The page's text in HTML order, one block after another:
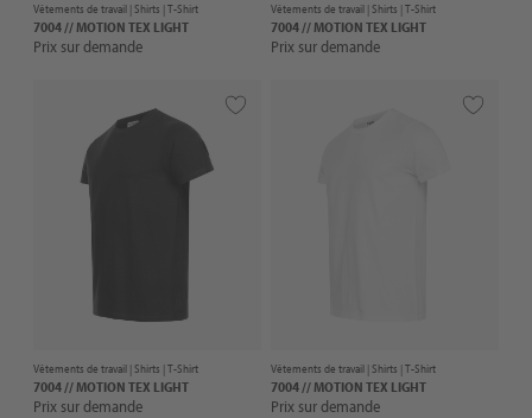
Vêtements de travail |Shirts | T-Shirt
7004 // MOTION TEX LIGHT
Prix sur demande
Vêtements de travail |Shirts | T-Shirt
7004 // MOTION TEX LIGHT
Prix sur demande
Vêtements de travail |Shirts | T-Shirt
7004 // MOTION TEX LIGHT
Prix sur demande
Vêtements de travail |Shirts | T-Shirt
7004 // MOTION TEX LIGHT
Prix sur demande